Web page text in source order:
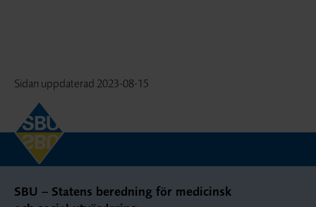
Sidan uppdaterad 2023-08-15
SBU – Statens beredning för medicinsk